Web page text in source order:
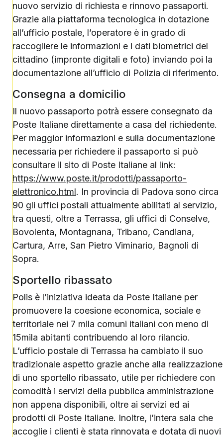
nuovo servizio di richiesta e rinnovo passaporti.
Grazie alla piattaforma tecnologica in dotazione
all’ufficio postale, l’operatore è in grado di
raccogliere le informazioni e i dati biometrici del
cittadino (impronte digitali e foto) inviando poi la
documentazione all’ufficio di Polizia di riferimento.
Consegna a domicilio
Il nuovo passaporto potrà essere consegnato da
Poste Italiane direttamente a casa del richiedente.
Per maggior informazioni e sulla documentazione
necessaria per richiedere il passaporto si può
consultare il sito di Poste Italiane al link:
https://www.poste.it/prodotti/passaporto-
elettronico.html. In provincia di Padova sono circa
90 gli uffici postali attualmente abilitati al servizio,
tra questi, oltre a Terrassa, gli uffici di Conselve,
Bovolenta, Montagnana, Tribano, Candiana,
Cartura, Arre, San Pietro Viminario, Bagnoli di
Sopra.
Sportello ribassato
Polis è l’iniziativa ideata da Poste Italiane per
promuovere la coesione economica, sociale e
territoriale nei 7 mila comuni italiani con meno di
15mila abitanti contribuendo al loro rilancio.
L’ufficio postale di Terrassa ha cambiato il suo
tradizionale aspetto grazie anche alla realizzazione
di uno sportello ribassato, utile per richiedere con
comodità i servizi della pubblica amministrazione
non appena disponibili, oltre ai servizi ed ai
prodotti di Poste Italiane. Inoltre, l’intera sala che
accoglie i clienti è stata rinnovata e dotata di nuovi